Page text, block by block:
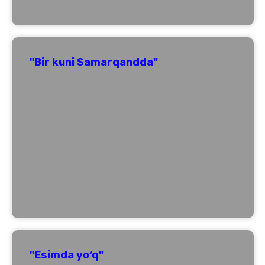
"Bir kuni Samarqandda"
"Esimda yo‘q"